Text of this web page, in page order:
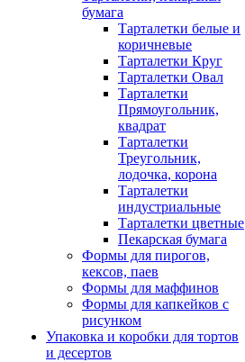
бумага
Тарталетки белые и
коричневые
Тарталетки Круг
Тарталетки Овал
Тарталетки
Прямоугольник,
квадрат
Тарталетки
Треугольник,
лодочка, корона
Тарталетки
индустриальные
Тарталетки цветные
Пекарская бумага
Формы для пирогов,
кексов, паев
Формы для маффинов
Формы для капкейков с
рисунком
Упаковка и коробки для тортов
и десертов